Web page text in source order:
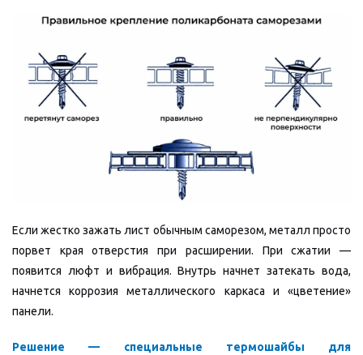
Если жестко зажать лист обычным саморезом, металл просто
порвет края отверстия при расширении. При сжатии —
появится люфт и вибрация. Внутрь начнет затекать вода,
начнется коррозия металлического каркаса и «цветение»
панели.
Решение — специальные термошайбы для